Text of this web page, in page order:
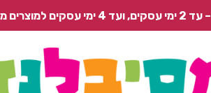
חינם.